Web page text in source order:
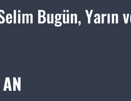
Bugün, Yarın